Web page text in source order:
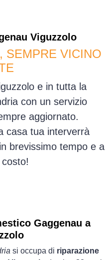
Viguzzolo
SEMPRE VICINO
e in tutta la
con un servizio
aggiornato.
casa tua interverrà
brevissimo tempo e a
Gaggenau a
si occupa di riparazione